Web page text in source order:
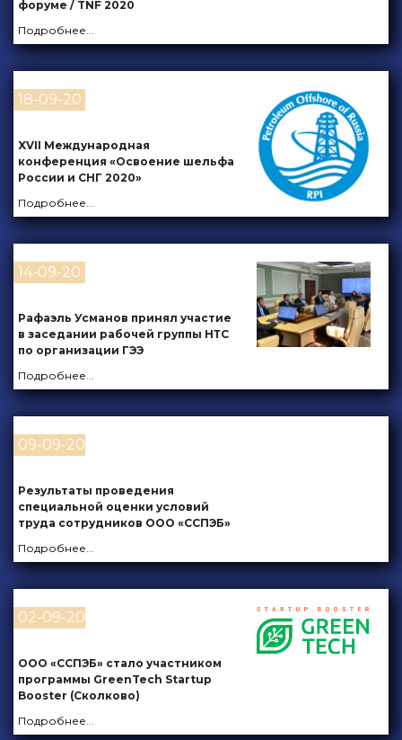
форуме / TNF 2020
Подробнее...
18-09-20
XVII Международная
конференция «Освоение шельфа
России и СНГ 2020»
Подробнее...
14-09-20
Рафаэль Усманов принял участие
в заседании рабочей группы НТС
по организации ГЭЭ
Подробнее...
09-09-20
Результаты проведения
специальной оценки условий
труда сотрудников ООО «ССПЭБ»
Подробнее...
02-09-20
ООО «ССПЭБ» стало участником
программы GreenTech Startup
Booster (Сколково)
Подробнее...